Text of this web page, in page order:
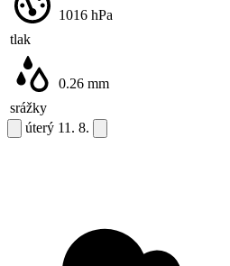
tlak
1016 hPa
srážky
0.26 mm
úterý 11. 8.